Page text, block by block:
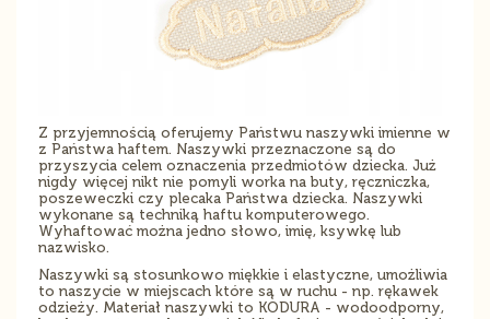
Z przyjemnością oferujemy Państwu naszywki imienne w
z Państwa haftem. Naszywki przeznaczone są do
przyszycia celem oznaczenia przedmiotów dziecka. Już
nigdy więcej nikt nie pomyli worka na buty, ręczniczka,
poszeweczki czy plecaka Państwa dziecka. Naszywki
wykonane są techniką haftu komputerowego.
Wyhaftować można jedno słowo, imię, ksywkę lub
nazwisko.
Naszywki są stosunkowo miękkie i elastyczne, umożliwia
to naszycie w miejscach które są w ruchu - np. rękawek
odzieży. Materiał naszywki to KODURA - wodoodporny,